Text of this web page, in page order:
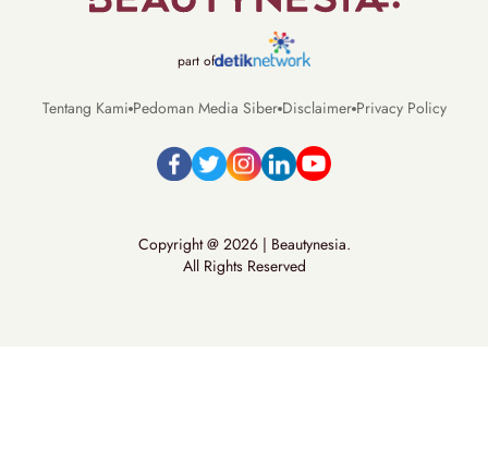
part of
Tentang Kami Pedoman Media Siber Disclaimer Privacy Policy
Copyright @ 2026 | Beautynesia.
All Rights Reserved